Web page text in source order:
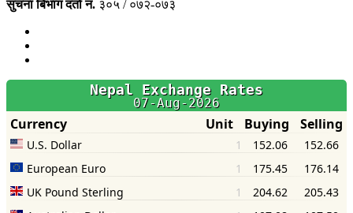
सुचना बिभाग दर्ता नं. ३०५ / ०७२-०७३